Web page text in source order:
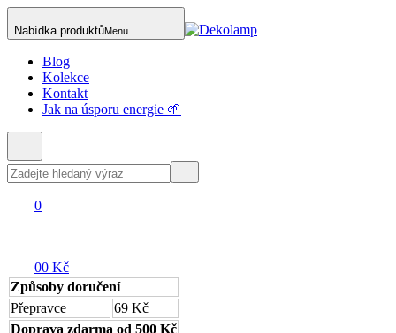
Nabídka produktůMenu
Blog
Kolekce
Kontakt
Jak na úsporu energie 🌱
0
00 Kč
Způsoby doručení
Přepravce
69 Kč
Doprava zdarma od 500 Kč